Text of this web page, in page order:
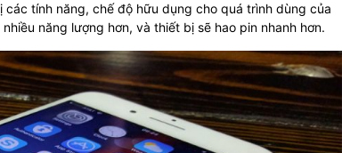
tính năng, chế độ hữu dụng cho quá trình dùng của
năng lượng hơn, và thiết bị sẽ hao pin nhanh hơn.